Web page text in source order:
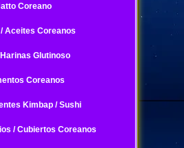
Coreano
Aceites Coreanos
Glutinoso
Coreanos
Kimbap / Sushi
/ Cubiertos Coreanos